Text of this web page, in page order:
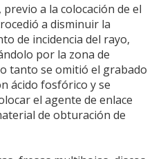
a la colocación de el
a disminuir la
de incidencia del rayo,
por la zona de
tanto se omitió el grabado
ácido fosfórico y se
el agente de enlace
de obturación de